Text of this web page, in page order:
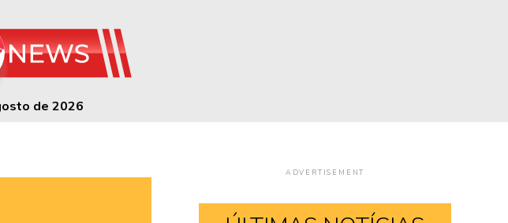
de 2026
ADVERTISEMENT